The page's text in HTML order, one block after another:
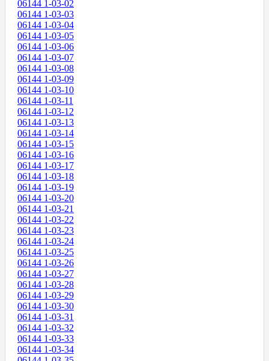
06144 1-03-02
06144 1-03-03
06144 1-03-04
06144 1-03-05
06144 1-03-06
06144 1-03-07
06144 1-03-08
06144 1-03-09
06144 1-03-10
06144 1-03-11
06144 1-03-12
06144 1-03-13
06144 1-03-14
06144 1-03-15
06144 1-03-16
06144 1-03-17
06144 1-03-18
06144 1-03-19
06144 1-03-20
06144 1-03-21
06144 1-03-22
06144 1-03-23
06144 1-03-24
06144 1-03-25
06144 1-03-26
06144 1-03-27
06144 1-03-28
06144 1-03-29
06144 1-03-30
06144 1-03-31
06144 1-03-32
06144 1-03-33
06144 1-03-34